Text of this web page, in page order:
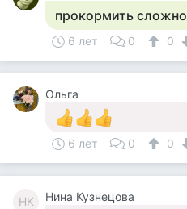
прокормить сложно
6 лет 0 0
Ольга
6 лет 0 0
НК Нина Кузнецова